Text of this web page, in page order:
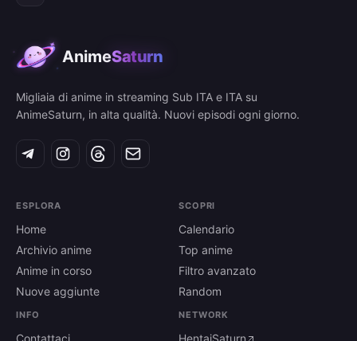
AnimeSaturn
Migliaia di anime in streaming Sub ITA e ITA su
AnimeSaturn, in alta qualità. Nuovi episodi ogni giorno.
ESPLORA
Home
Archivio anime
Anime in corso
Nuove aggiunte
SCOPRI
Calendario
Top anime
Filtro avanzato
Random
INFO
Contattaci
NETWORK
HentaiSaturn